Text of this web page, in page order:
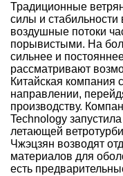
Традиционные
силы и стабильности
воздушные потоки
порывистыми. На
сильнее и
рассматривают
Китайская компания
направлении,
производству.
Technology
летающей
Чжэцзян возводят
материалов для
есть